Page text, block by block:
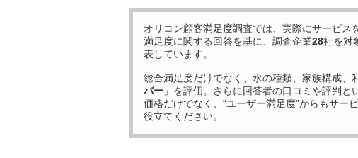
オリコン顧客満足度調査では、実際にサービス
満足度に関する回答を基に、調査企業28社を対
表しています。
総合満足度だけでなく、水の種類、家族構成、
バー 」を評価。さらに回答者の口コミや評判と
価格だけでなく、“ユーザー満足度”からもサー
役立てください。